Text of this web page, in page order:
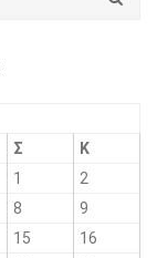
Σ
Κ
1
2
8
9
15
16